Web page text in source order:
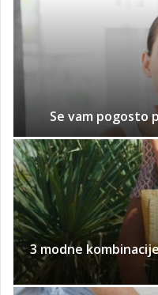
Se vam pogosto
3 modne